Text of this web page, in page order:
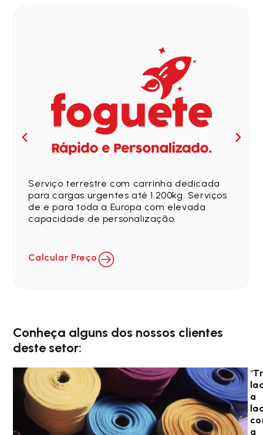
Serviço terrestre com carrinha dedicada
para cargas urgentes até 1.200kg. Serviços
de e para toda a Europa com elevada
capacidade de personalização.
Calcular Preço
Conheça alguns dos nossos clientes
deste setor:
“
a
a